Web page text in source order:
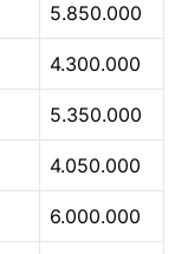
5.850.000
4.300.000
5.350.000
4.050.000
6.000.000